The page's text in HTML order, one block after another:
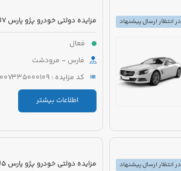
در انتظار ارسال پیشنهاد
فعال
فارس - مرودشت
کد مزایده : 5221007335000109
اطلاعات بیشتر
در انتظار ارسال پیشنهاد